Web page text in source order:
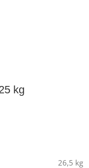
kg
26,5 kg